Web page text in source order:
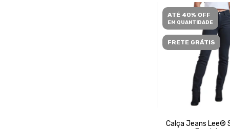
ATÉ 40% OFF
EM QUANTIDADE
FRETE GRÁTIS
Calça Jeans Lee®